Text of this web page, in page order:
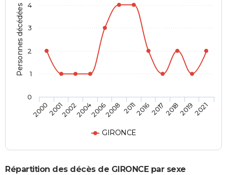
Personnes décédées
GIRONCE
200020012002200420062008 201120162017201820192021
0
1
2
3
4
Répartition des décès de GIRONCE par sexe